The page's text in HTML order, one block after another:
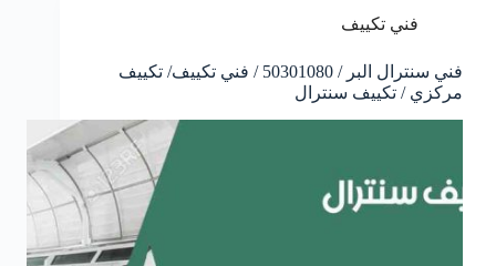
فني تكييف
فني سنترال البر / 50301080 / فني تكييف/ تكييف
مركزي / تكييف سنترال